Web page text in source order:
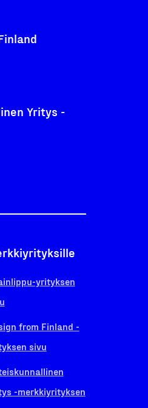
Yritys -
yrityksen
from Finland -
sivu
-merkkiyrityksen